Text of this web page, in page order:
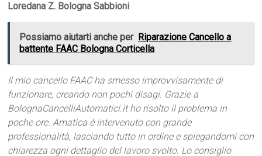
Loredana Z. Bologna Sabbioni
Possiamo aiutarti anche per Riparazione Cancello a
battente FAAC Bologna Corticella
Il mio cancello FAAC ha smesso improvvisamente di
funzionare, creando non pochi disagi. Grazie a
BolognaCancelliAutomatici.it ho risolto il problema in
poche ore. Amatica è intervenuto con grande
professionalità, lasciando tutto in ordine e spiegandomi con
chiarezza ogni dettaglio del lavoro svolto. Lo consiglio